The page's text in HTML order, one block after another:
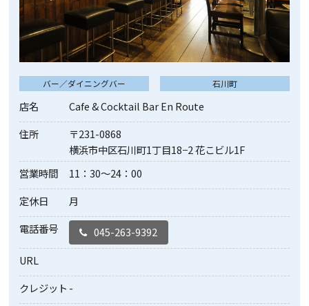
バー／ダイニングバー 石川町
店名
Cafe & Cocktail Bar En Route
住所
〒231-0868
横浜市中区石川町1丁目18−2 花こビル1F
営業時間
11：30～24：00
定休日
月
電話番号
045-263-9392
URL
クレジット -